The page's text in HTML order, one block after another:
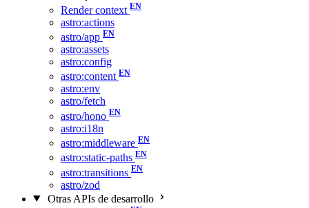
Render context
astro:actions
astro/app
astro:assets
astro:config
astro:content
astro:env
astro/fetch
astro/hono
astro:i18n
astro:middleware
astro:static-paths
astro:transitions
astro/zod
Otras APIs de desarrollo